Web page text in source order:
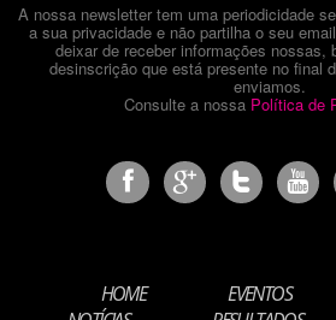
A nossa newsletter tem uma periodicidade
a sua privacidade e não partilha o seu
deixar de receber informações nossas,
desinscrição que está presente no final
enviamos.
Consulte a nossa Política de
HOME EVENTOS